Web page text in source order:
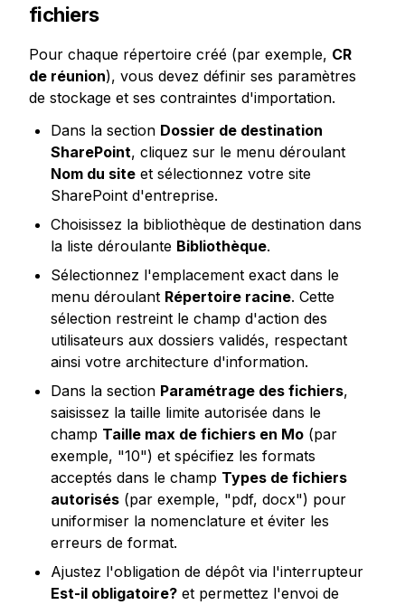
fichiers
Pour chaque répertoire créé (par exemple, CR
de réunion), vous devez définir ses paramètres
de stockage et ses contraintes d'importation.
Dans la section Dossier de destination
SharePoint, cliquez sur le menu déroulant
Nom du site et sélectionnez votre site
SharePoint d'entreprise.
Choisissez la bibliothèque de destination dans
la liste déroulante Bibliothèque.
Sélectionnez l'emplacement exact dans le
menu déroulant Répertoire racine. Cette
sélection restreint le champ d'action des
utilisateurs aux dossiers validés, respectant
ainsi votre architecture d'information.
Dans la section Paramétrage des fichiers,
saisissez la taille limite autorisée dans le
champ Taille max de fichiers en Mo (par
exemple, "10") et spécifiez les formats
acceptés dans le champ Types de fichiers
autorisés (par exemple, "pdf, docx") pour
uniformiser la nomenclature et éviter les
erreurs de format.
Ajustez l'obligation de dépôt via l'interrupteur
Est-il obligatoire? et permettez l'envoi de